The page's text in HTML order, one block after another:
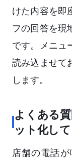
けた内容を即
フの回答を現
です。メニュ
読み込ませて
します。
よくある
ット化し
店舗の電話が